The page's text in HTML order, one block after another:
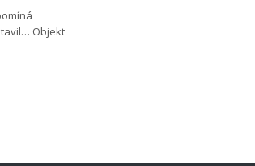
Objekt